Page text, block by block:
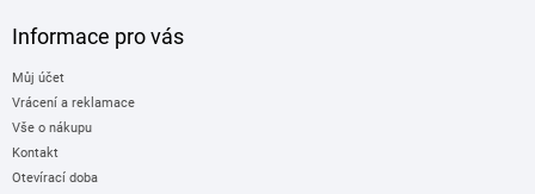
Informace pro vás
Můj účet
Vrácení a reklamace
Vše o nákupu
Kontakt
Otevírací doba